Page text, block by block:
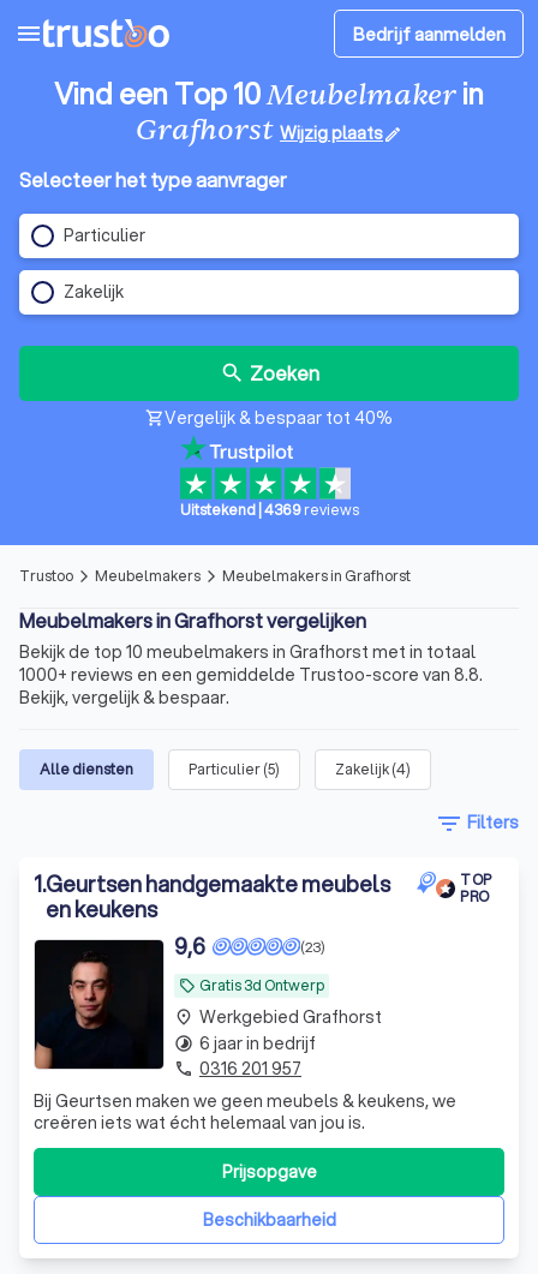
menu Bedrijf aanmelden
Vind een Top 10Meubelmakerin
Grafhorst Wijzig plaatsedit
Selecteer het type aanvrager
Particulier
Zakelijk
search Zoeken
shopping_cartVergelijk & bespaar tot 40%
Uitstekend| 4369 reviews
Trustoo arrow_forward_ios Meubelmakers arrow_forward_ios Meubelmakers in Grafhorst
Meubelmakers in Grafhorst vergelijken
Bekijk de top 10 meubelmakers in Grafhorst met in totaal
1000+ reviews en een gemiddelde Trustoo-score van 8.8.
Bekijk, vergelijk & bespaar.
Alle diensten Particulier(5) Zakelijk(4)
filter_list Filters
1.Geurtsen handgemaakte meubels
en keukens
TOP
PRO
local_offer Gratis 3d Ontwerp
(23)
9,6
Bij Geurtsen maken we geen meubels & keukens, we
creëren iets wat écht helemaal van jou is.
Beschikbaarheid
Prijsopgave
place Werkgebied Grafhorst
timelapse 6 jaar in bedrijf
phone 0316 201 957